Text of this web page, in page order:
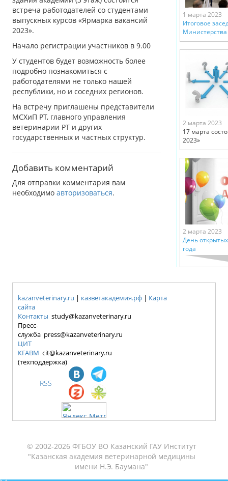
встреча работодателей со студентами
выпускных курсов «Ярмарка вакансий
2023».
Начало регистрации участников в 9.00
У студентов будет возможность более
подробно познакомиться с
работодателями не только нашей
республики, но и соседних регионов.
На встречу приглашены представители
МСХиП РТ, главного управления
ветеринарии РТ и других
государственных и частных структур.
Добавить комментарий
Для отправки комментария вам
необходимо авторизоваться.
1 марта 2023
Итоговое
2 марта 2023
17 марта
2023»
2 марта 2023
День
года
kazanveterinary.ru | казветакадемия.рф | Карта
сайта
Контакты study@kazanveterinary.ru
Пресс-
служба press@kazanveterinary.ru
ЦИТ
КГАВМ cit@kazanveterinary.ru
(техподдержка)
RSS
© 2002-2026 ФГБОУ ВО Казанский ГАУ Институт
"Казанская академия ветеринарной медицины
имени Н.Э. Баумана"